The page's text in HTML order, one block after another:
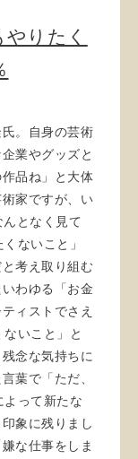
やりたく
。自身の芸術
業やグッズと
品ね」と大体
家ですが、い
となく見て
ないこと」
考え取り組む
わゆる「お金
ィストでさえ
いこと」と
念な気持ちに
葉で「ただ、
って新たな
象に残りまし
な仕事をしま